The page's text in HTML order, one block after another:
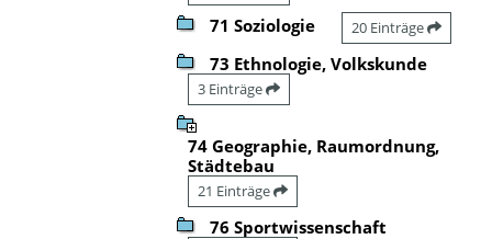
71 Soziologie 20 Einträge
73 Ethnologie, Volkskunde
3 Einträge
74 Geographie, Raumordnung,
Städtebau
21 Einträge
76 Sportwissenschaft